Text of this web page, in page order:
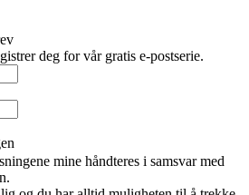
deg for vår gratis e-postserie.
mine håndteres i samsvar med